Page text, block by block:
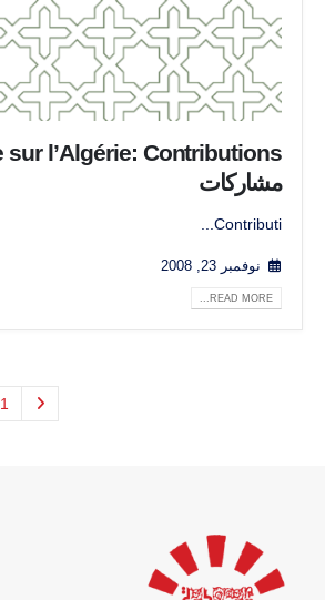
مشاركات
Contributi...
نوفمبر 23, 2008
READ MORE...
1